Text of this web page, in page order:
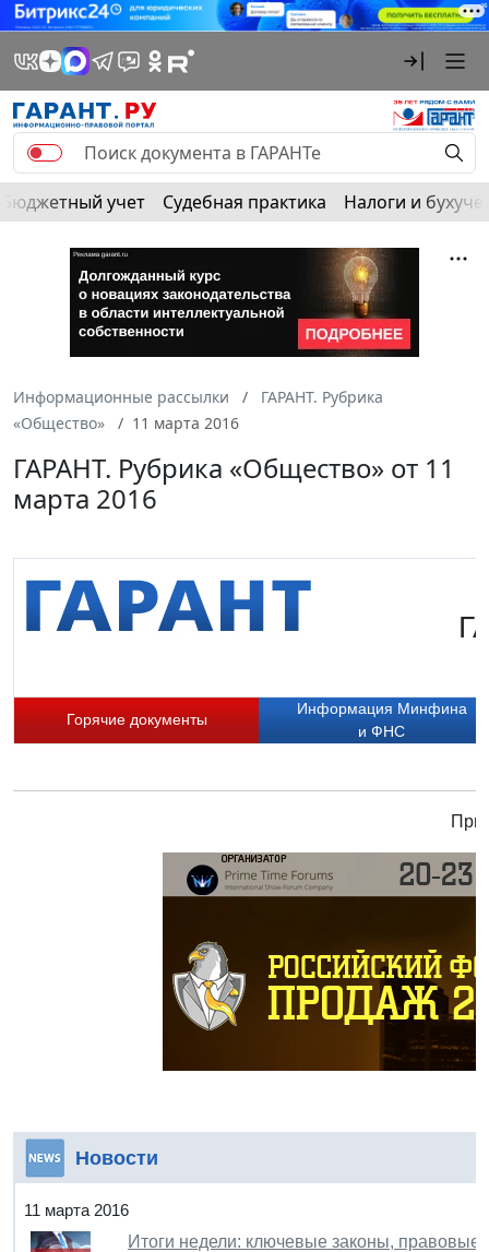
Бюджетный учет Судебная практика Налоги и
Информационные рассылки
ГАРАНТ. Рубрика
«Общество»
11 марта 2016
ГАРАНТ. Рубрика «Общество» от 11
марта 2016
Горячие документы
Информация Минфина
и ФНС
Новости
11 марта 2016
Итоги недели: ключевые законы, правовые